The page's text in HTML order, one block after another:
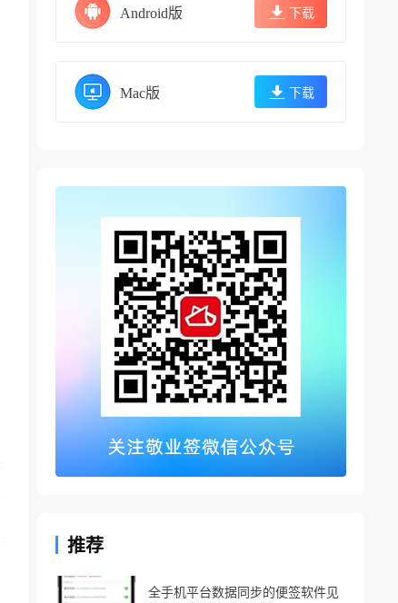
Android版 下载
Mac版 下载
推荐
全手机平台数据同步的便签软件见